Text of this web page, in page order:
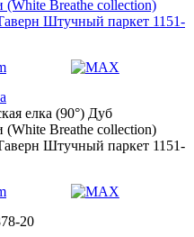
елка (90°) Дуб
Breathe collection)
Штучный паркет 1151-
20